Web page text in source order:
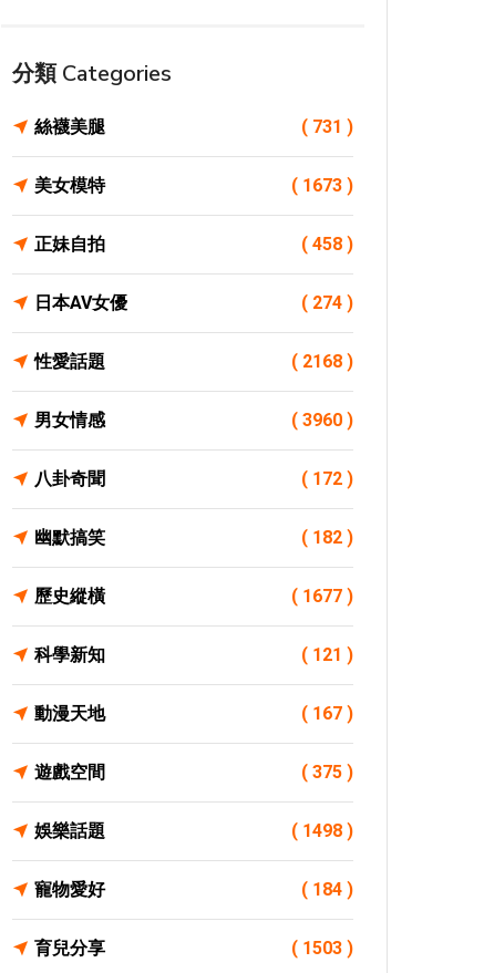
分類 Categories
絲襪美腿 ( 731 )
美女模特 ( 1673 )
正妹自拍 ( 458 )
日本AV女優 ( 274 )
性愛話題 ( 2168 )
男女情感 ( 3960 )
八卦奇聞 ( 172 )
幽默搞笑 ( 182 )
歷史縱橫 ( 1677 )
科學新知 ( 121 )
動漫天地 ( 167 )
遊戲空間 ( 375 )
娛樂話題 ( 1498 )
寵物愛好 ( 184 )
育兒分享 ( 1503 )